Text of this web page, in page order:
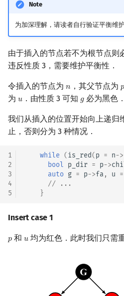
Note
为加深理解，请读者自行验证平衡维
由于插入的节点若不为根节点则
违反性质 3，需要维护平衡性．
令插入的节点为 𝑛
n ，其父节点为 𝑝
p
为 𝑢
u ．由性质 3 可知 𝑔
g必为黑色．
我们从插入的位置开始向上递归
止，否则分为 3 种情况．
1
2
3
4
5
while (is_red(p = n->
bool p_dir = p->
auto g = p->fa , u =
// ...
}
Insert case 1
𝑝
p 和𝑢
u 均为红色．此时我们只需